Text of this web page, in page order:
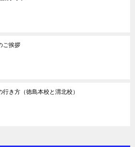
ご挨拶
行き方（徳島本校と渭北校）